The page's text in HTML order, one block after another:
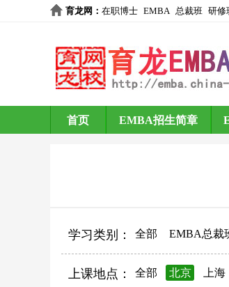
育龙网 ： 在职博士 EMBA 总裁班 研修
首页 EMBA招生简章
学习类别： 全部 EMBA总裁
上课地点： 全部 北京 上海